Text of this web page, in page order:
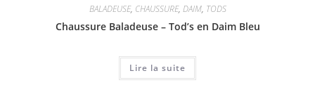
BALADEUSE, CHAUSSURE, DAIM, TODS
Chaussure Baladeuse – Tod’s en Daim Bleu
Lire la suite